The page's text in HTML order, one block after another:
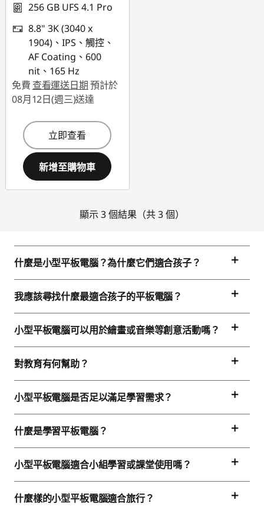
256 GB UFS 4.1 Pro
8.8" 3K (3040 x
1904)、IPS、觸控、
AF Coating、600
nit、165 Hz
免費 查看運送日期預計於
08月12日(週三)送達
立即查看
新增至購物車
顯示 3 個結果（共 3 個）
什麼是小型平板電腦？為什麼它們適合孩子？
我應該尋找什麼最適合孩子的平板電腦？
小型平板電腦可以用於繪畫或音樂等創意活動嗎？
對教育有何幫助？
小型平板電腦是否足以滿足學習需求？
什麼是學習平板電腦？
小型平板電腦適合小組學習或課堂使用嗎？
什麼樣的小型平板電腦適合旅行？